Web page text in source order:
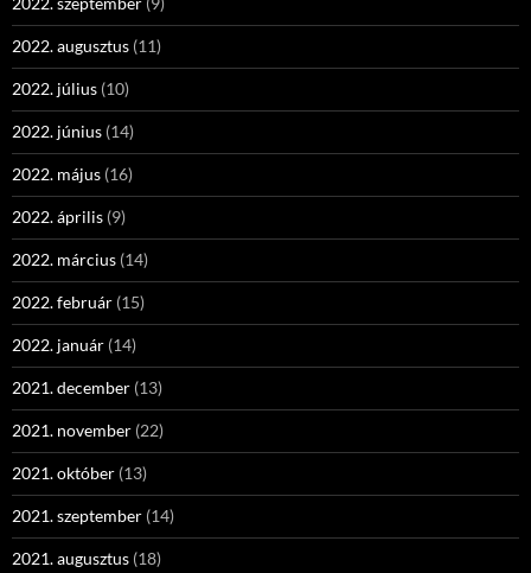
2022. augusztus (11)
2022. július (10)
2022. június (14)
2022. május (16)
2022. április (9)
2022. március (14)
2022. február (15)
2022. január (14)
2021. december (13)
2021. november (22)
2021. október (13)
2021. szeptember (14)
2021. augusztus (18)